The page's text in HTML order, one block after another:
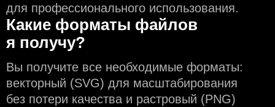
для профессионального использования.
Какие форматы файлов
я получу?
Вы получите все необходимые форматы:
векторный (SVG) для масштабирования
без потери качества и растровый (PNG)